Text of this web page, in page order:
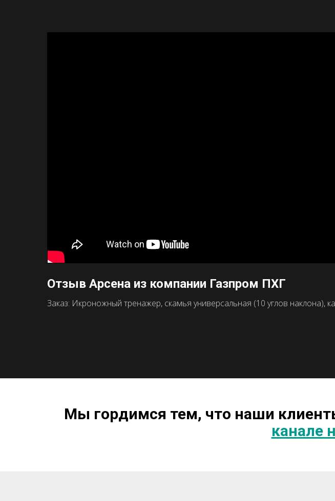
Отзыв Арсена из компании Газпром ПХГ
Заказ: Икроножный тренажер, скамья универсальная (10 углов наклона),
Мы гордимся тем, что наши
канале